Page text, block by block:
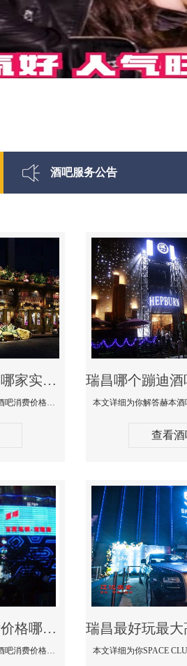
酒吧服务公告
瑞昌酒吧散台消费哪家实惠-MIX繁花酒吧消费价格真实点评
本文详细为你解答MIX繁花酒吧消费价格真实点评，更多关于酒吧散台消费哪家实惠咨询免费咨询150 99997335微信同步
查看酒
瑞昌酒吧女孩美女价格哪家便宜-激情百度消费价格点评
本文详细为你解答激情百度酒吧消费价格点评，更多关于酒吧女孩美女价格哪家便宜免费咨询150 99997335微信同步！